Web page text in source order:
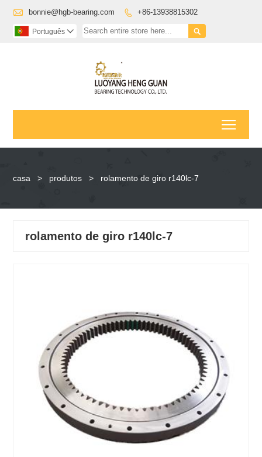
 bonnie@hgb-bearing.com  +86-13938815302

Português 
casa > produtos > rolamento de giro r140lc-7
rolamento de giro r140lc-7